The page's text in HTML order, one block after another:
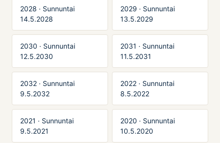
2028 · Sunnuntai
14.5.2028
2029 · Sunnuntai
13.5.2029
2030 · Sunnuntai
12.5.2030
2031 · Sunnuntai
11.5.2031
2032 · Sunnuntai
9.5.2032
2022 · Sunnuntai
8.5.2022
2021 · Sunnuntai
9.5.2021
2020 · Sunnuntai
10.5.2020